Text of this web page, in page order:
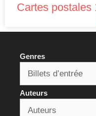
Cartes postales
Genres
Auteurs